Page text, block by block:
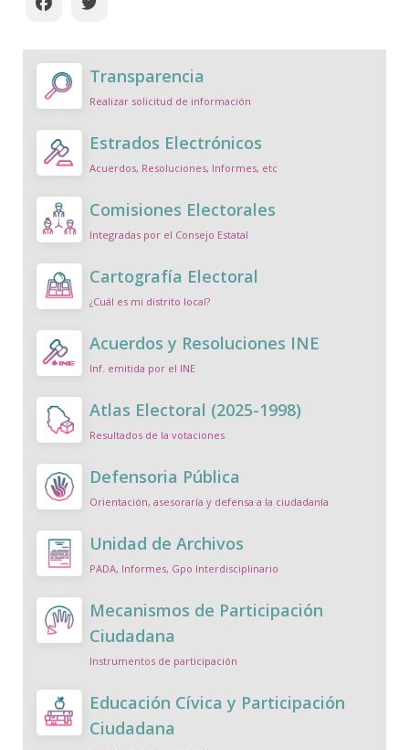
Transparencia
Realizar solicitud de información
Estrados Electrónicos
Acuerdos, Resoluciones, Informes, etc
Comisiones Electorales
Integradas por el Consejo Estatal
Cartografía Electoral
¿Cuál es mi distrito local?
Acuerdos y Resoluciones INE
Inf. emitida por el INE
Atlas Electoral (2025-1998)
Resultados de la votaciones
Defensoria Pública
Orientación, asesoraría y defensa a la ciudadanía
Unidad de Archivos
PADA, Informes, Gpo Interdisciplinario
Mecanismos de Participación
Ciudadana
Instrumentos de participación
Educación Cívica y Participación
Ciudadana